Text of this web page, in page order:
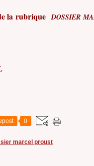
la rubrique DOSSIER
0
marcel proust